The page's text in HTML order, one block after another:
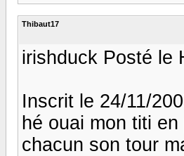
Thibaut17
irishduck Posté le
Inscrit le 24/11/
hé ouai mon titi
chacun son tour